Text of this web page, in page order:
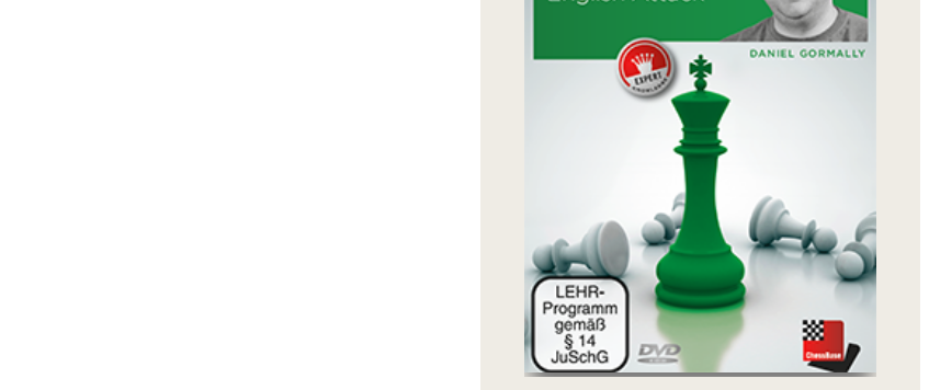
Credenciales
TDC
Política
privacidad
sobre
nosotros
FAQ
licencias
Accessibility
Cookies
Management
Compliance
Hotline
Chessbase
Accounts
Suscripción
Ducados